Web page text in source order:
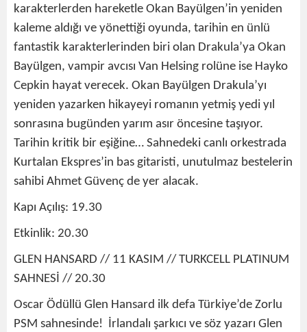
karakterlerden hareketle Okan Bayülgen’in yeniden
kaleme aldığı ve yönettiği oyunda, tarihin en ünlü
fantastik karakterlerinden biri olan Drakula’ya Okan
Bayülgen, vampir avcısı Van Helsing rolüne ise Hayko
Cepkin hayat verecek. Okan Bayülgen Drakula’yı
yeniden yazarken hikayeyi romanın yetmiş yedi yıl
sonrasına bugünden yarım asır öncesine taşıyor.
Tarihin kritik bir eşiğine… Sahnedeki canlı orkestrada
Kurtalan Ekspres’in bas gitaristi, unutulmaz bestelerin
sahibi Ahmet Güvenç de yer alacak.
Kapı Açılış: 19.30
Etkinlik: 20.30
GLEN HANSARD // 11 KASIM // TURKCELL PLATINUM
SAHNESİ // 20.30
Oscar Ödüllü Glen Hansard ilk defa Türkiye’de Zorlu
PSM sahnesinde! İrlandalı şarkıcı ve söz yazarı Glen